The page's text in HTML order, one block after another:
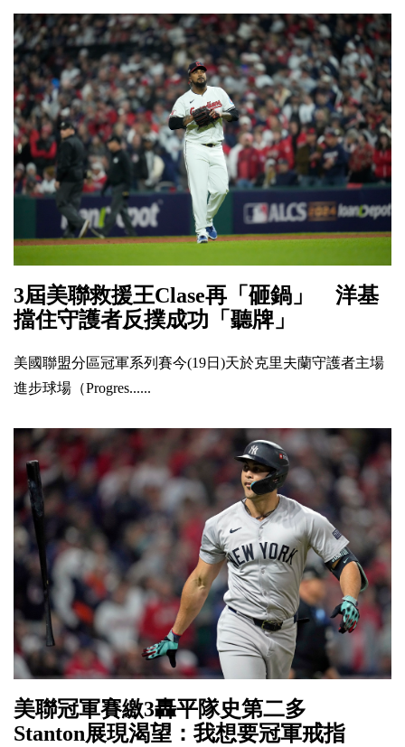
3屆美聯救援王Clase再「砸鍋」 洋基
擋住守護者反撲成功「聽牌」
美國聯盟分區冠軍系列賽今(19日)天於克里夫蘭守護者主場
進步球場（Progres......
美聯冠軍賽繳3轟平隊史第二多
Stanton展現渴望：我想要冠軍戒指